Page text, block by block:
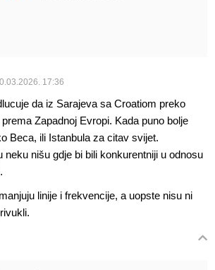
17:36
da iz Sarajeva sa Croatiom preko
Zapadnoj Evropi. Kada puno bolje
Beca, ili Istanbula za citav svijet.
neku nišu gdje bi bili konkurentniji u odnosu
linije i frekvencije, a uopste nisu ni